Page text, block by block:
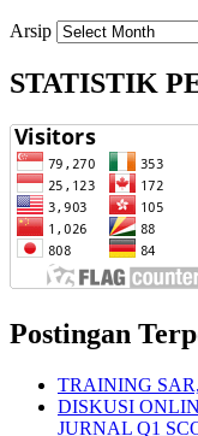
Arsip
STATISTIK
Postingan
TRAINING
DISKUSI
JURNAL Q1